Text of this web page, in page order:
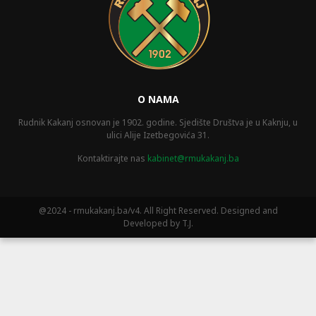
O NAMA
Rudnik Kakanj osnovan je 1902. godine. Sjedište Društva je u Kaknju, u
ulici Alije Izetbegovića 31.
Kontaktirajte nas kabinet@rmukakanj.ba
@2024 - rmukakanj.ba/v4. All Right Reserved. Designed and
Developed by T.J.